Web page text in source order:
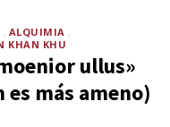
ALQUIMIA
KHAN KHU
ullus»
más ameno)